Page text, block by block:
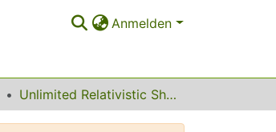
Anmelden
Unlimited Relativistic Shock Surfing Acceleration